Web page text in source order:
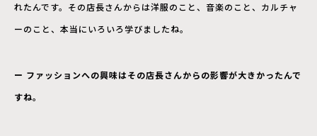
れたんです。その店長さんからは洋服のこと、音楽のこと、カルチャ
ーのこと、本当にいろいろ学びましたね。
ー ファッションへの興味はその店長さんからの影響が大きかったんで
すね。